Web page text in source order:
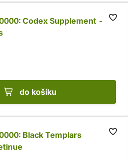
Codex Supplement -
do košíku
Black Templars